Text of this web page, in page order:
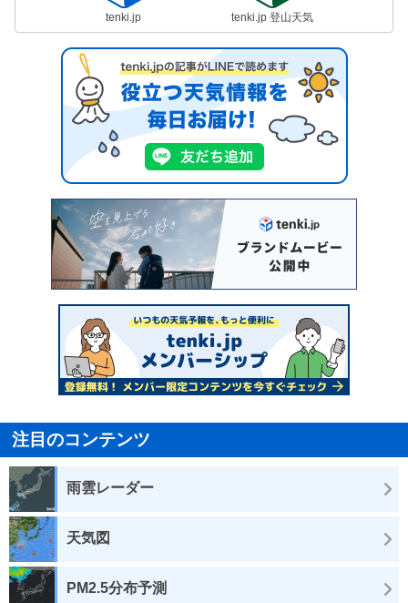
tenki.jp tenki.jp 登山天気
注目のコンテンツ
雨雲レーダー
天気図
PM2.5分布予測